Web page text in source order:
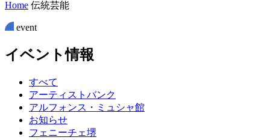
Home 伝統芸能
event
イベン ト情報
すべて
アーティストバンク
アルフォンス・ミュシャ館
お知らせ
フェニーチェ堺